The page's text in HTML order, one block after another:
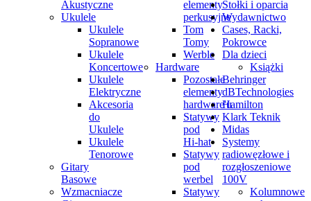
Akustyczne
Ukulele
Ukulele
Sopranowe
Ukulele
Koncertowe
Ukulele
Elektryczne
Akcesoria
do
Ukulele
Ukulele
Tenorowe
Gitary
Basowe
Wzmacniacze
elementy
perkusyjne
Tom
Tomy
Werble
Hardware
Pozostałe
elementy
hardware'u
Statywy
pod
Hi-hat
Statywy
pod
werbel
Statywy
Stołki i oparcia
Wydawnictwo
Cases, Racki,
Pokrowce
Dla dzieci
Książki
Behringer
dBTechnologies
Hamilton
Klark Teknik
Midas
Systemy
radiowęzłowe i
rozgłoszeniowe
100V
Kolumnowe